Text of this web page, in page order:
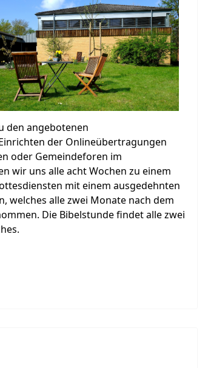
den angebotenen
der Onlineübertragungen
oder Gemeindeforen im
wir uns alle acht Wochen zu einem
mit einem ausgedehnten
welches alle zwei Monate nach dem
Die Bibelstunde findet alle zwei